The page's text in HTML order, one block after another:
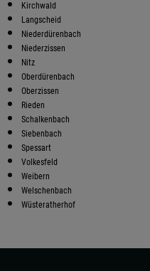
Kirchwald
Langscheid
Niederdürenbach
Niederzissen
Nitz
Oberdürenbach
Oberzissen
Rieden
Schalkenbach
Siebenbach
Spessart
Volkesfeld
Weibern
Welschenbach
Wüsteratherhof